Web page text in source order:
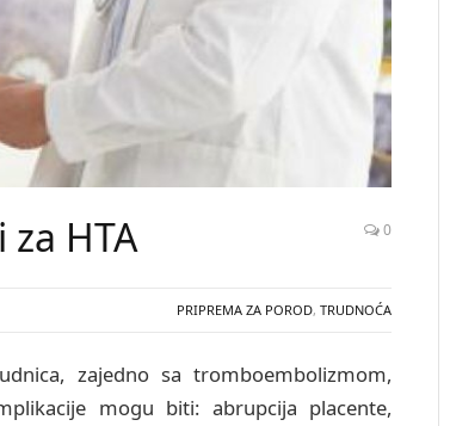
HTA 0
PRIPREMA ZA POROD, TRUDNOĆA
zajedno sa tromboembolizmom,
mogu biti: abrupcija placente,